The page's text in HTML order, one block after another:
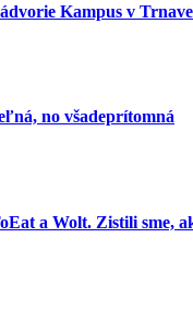
Kampus v
no všadeprítomná
a Wolt. Zistili sme,